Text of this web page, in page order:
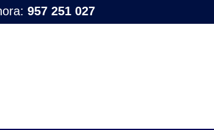
957 251 027